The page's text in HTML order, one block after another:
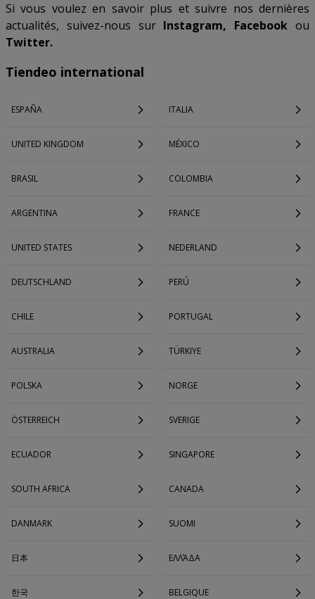
Si vous voulez en savoir plus et suivre nos dernières
actualités, suivez-nous sur Instagram, Facebook ou
Twitter.
Tiendeo international
ESPAÑA ITALIA
UNITED KINGDOM MÉXICO
BRASIL COLOMBIA
ARGENTINA FRANCE
UNITED STATES NEDERLAND
DEUTSCHLAND PERÚ
CHILE PORTUGAL
AUSTRALIA TÜRKIYE
POLSKA NORGE
ÖSTERREICH SVERIGE
ECUADOR SINGAPORE
SOUTH AFRICA CANADA
DANMARK SUOMI
日本 ΕΛΛΆΔΑ
한국 BELGIQUE